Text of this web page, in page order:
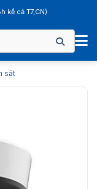
kể cả T7,CN)
sát